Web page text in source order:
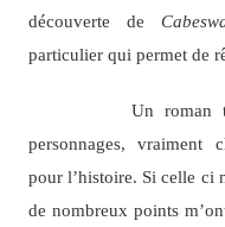
découverte de
particulier qui permet de
Un roman très
personnages, vraiment
pour l’histoire. Si celle ci
de nombreux points